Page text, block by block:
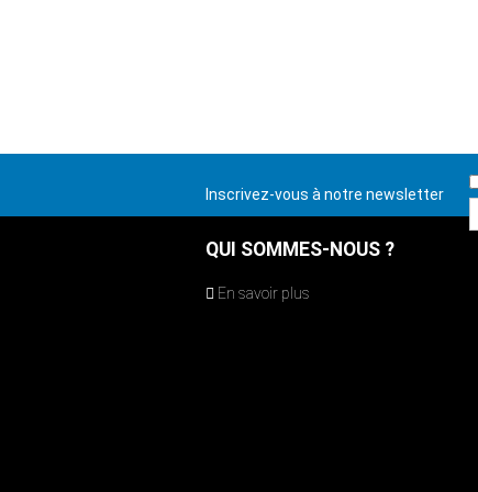
Inscrivez-vous à notre newsletter
QUI SOMMES-NOUS ?
En savoir plus